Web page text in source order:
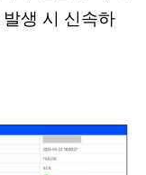
생 시 신속하